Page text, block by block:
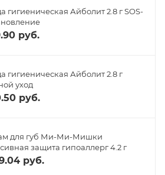
гигиеническая Айболит 2.8 г SOS-
руб.
гигиеническая Айболит 2.8 г
уход
руб.
для губ Ми-Ми-Мишки
защита гипоаллерг 4.2 г
руб.